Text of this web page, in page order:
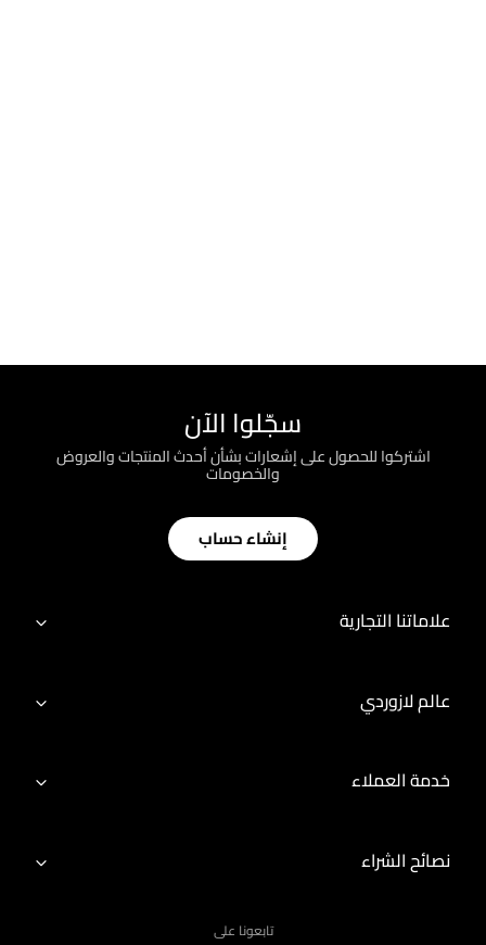
سجّلوا الآن
اشتركوا للحصول على إشعارات بشأن أحدث المنتجات والعروض
والخصومات
إنشاء حساب
علاماتنا التجارية
عالم لازوردي
خدمة العملاء
نصائح الشراء
تابعونا على